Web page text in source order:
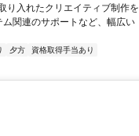
り入れたクリエイティブ制作を
関連のサポートなど、幅広い
夕方
資格取得手当あり